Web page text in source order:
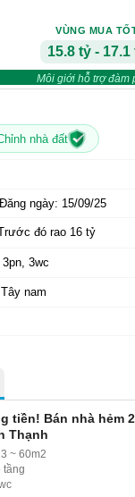
VÙNG MUA
15.8 tỷ - 17.1
Môi giới hỗ trợ đàm
nhà đất
Đăng ngày: 15/09/25
đó rao 16 tỷ
3pn, 3wc
Tây nam
tiền! Bán nhà hẻm
Thạnh
~ 60m2
tầng